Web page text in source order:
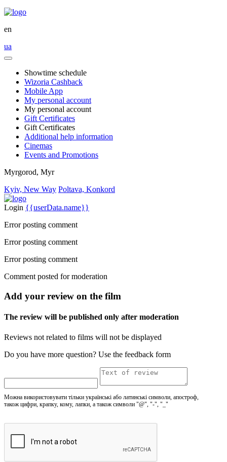
en
ua
Showtime schedule
Wizoria Cashback
Mobile App
My personal account
My personal account
Gift Certificates
Gift Certificates
Additional help information
Cinemas
Events and Promotions
Myrgorod, Myr
Kyiv, New Way Poltava, Konkord
Login {{userData.name}}
Error posting comment
Error posting comment
Error posting comment
Comment posted for moderation
Add your review on the film
The review will be published only after moderation
Reviews not related to films will not be displayed
Do you have more question? Use the feedback form
Можна використовувати тільки українські або латинські символи, апостроф,
також цифри, крапку, кому, лапки, а також символи "@", "-", "_"